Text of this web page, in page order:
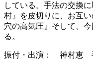
している。手法の交換
村』を皮切りに、お互
穴の高気圧』そして、
る。
振付・出演： 神村恵